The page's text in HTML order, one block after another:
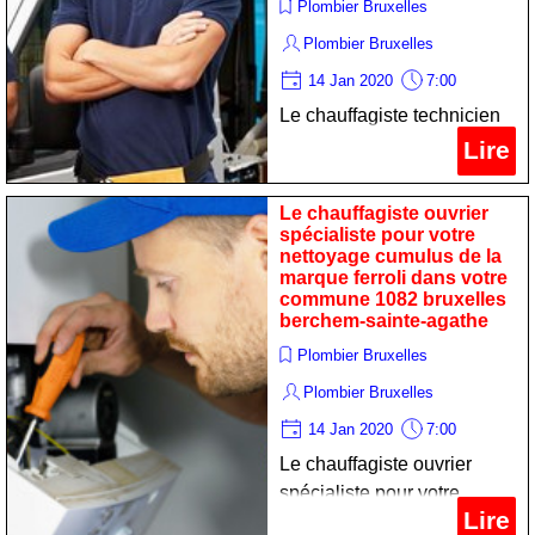
Plombier Bruxelles
Plombier Bruxelles
14 Jan 2020 7:00
Le chauffagiste technicien
remise en état chauffe-eau
de la marque ariston dans
votre commune 1082
bruxelles berchem-sainte-
agathe
Lire
Le chauffagiste ouvrier
spécialiste pour votre
nettoyage cumulus de la
marque ferroli dans votre
commune 1082 bruxelles
berchem-sainte-agathe
Plombier Bruxelles
Plombier Bruxelles
14 Jan 2020 7:00
Le chauffagiste ouvrier
spécialiste pour votre
nettoyage cumulus de laLire